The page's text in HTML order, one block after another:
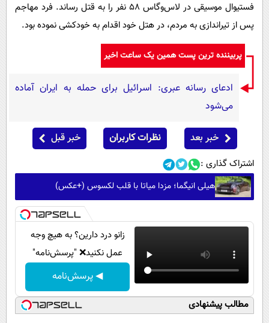
فستیوال موسیقی در لاس‌وگاس ۵۸ نفر را به قتل رساند. فرد مهاجم
پس از تیراندازی به مردم، در هتل خود اقدام به خودکشی نموده بود.
پربیننده ترین پست همین یک ساعت اخیر
ادعای رسانه عبری: اسرائیل برای حمله به ایران آماده
می‌شود
خبر بعد نظرات کاربران خبر قبل
اشتراک گذاری :
هیلی انیگما؛ مزدا میاتا با قلب لکسوس (+عکس)
زانو درد دارین؟ به هیچ وجه
عمل نکنید❌ "پرسش‌نامه"
◀ پرسش‌نامه
مطالب پیشنهادی